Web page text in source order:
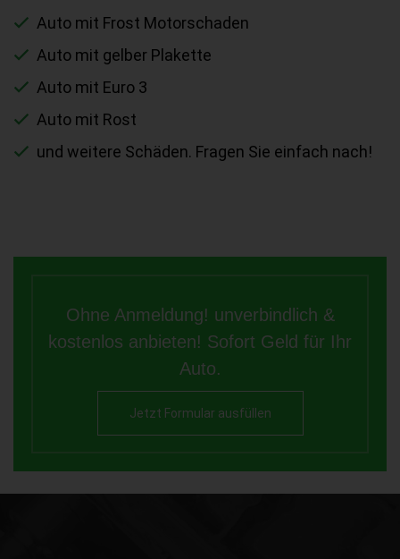
Auto mit Frost Motorschaden
Auto mit gelber Plakette
Auto mit Euro 3
Auto mit Rost
und weitere Schäden. Fragen Sie einfach nach!
Ohne Anmeldung! unverbindlich &
kostenlos anbieten! Sofort Geld für Ihr
Auto.
Jetzt Formular ausfüllen